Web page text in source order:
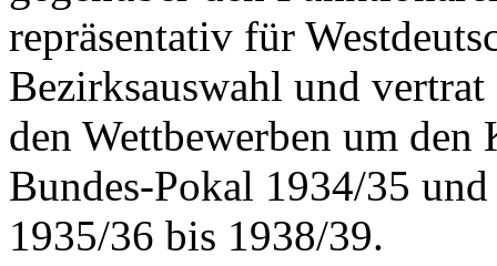
repräsentativ für
Bezirksauswahl und
den Wettbewerben um
Bundes-Pokal 1934/35
1935/36 bis 1938/39.